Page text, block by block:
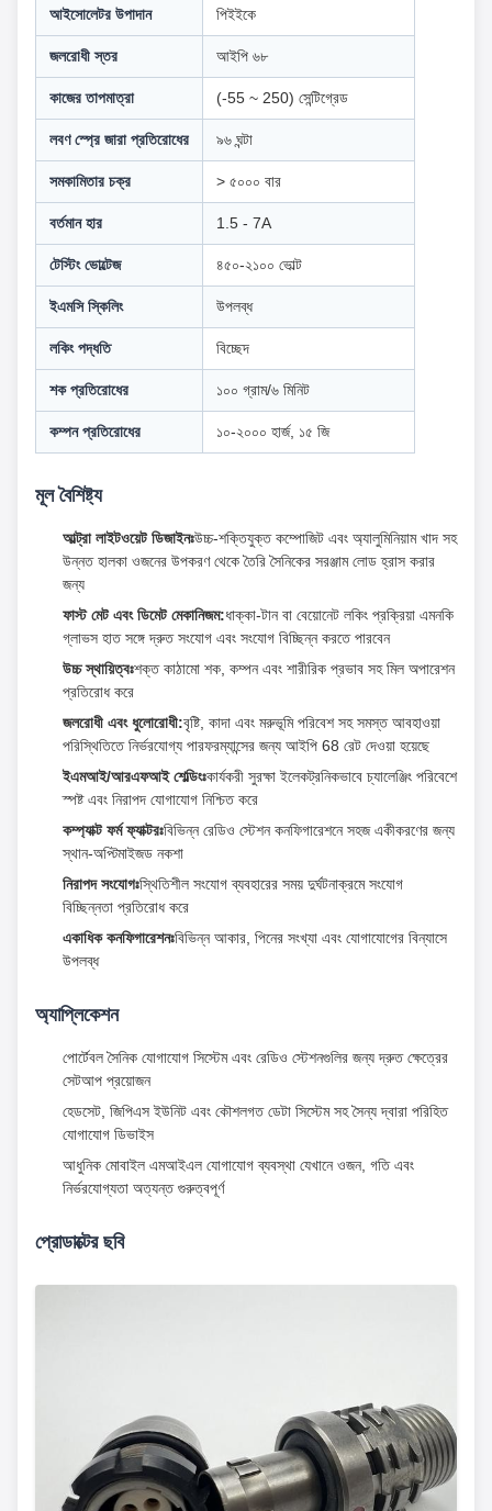
আইসোলেটর উপাদান পিইইকে
জলরোধী স্তর আইপি ৬৮
কাজের তাপমাত্রা (-55 ~ 250) সেন্টিগ্রেড
লবণ স্প্রে জারা প্রতিরোধের ৯৬ ঘন্টা
সমকামিতার চক্র > ৫০০০ বার
বর্তমান হার 1.5 - 7A
টেস্টিং ভোল্টেজ ৪৫০-২১০০ ভোল্ট
ইএমসি স্কিলিং উপলব্ধ
লকিং পদ্ধতি বিচ্ছেদ
শক প্রতিরোধের ১০০ গ্রাম/৬ মিনিট
কম্পন প্রতিরোধের ১০-২০০০ হার্জ, ১৫ জি
মূল বৈশিষ্ট্য
আল্ট্রা লাইটওয়েট ডিজাইনঃউচ্চ-শক্তিযুক্ত কম্পোজিট এবং অ্যালুমিনিয়াম খাদ সহ
উন্নত হালকা ওজনের উপকরণ থেকে তৈরি সৈনিকের সরঞ্জাম লোড হ্রাস করার
জন্য
ফাস্ট মেট এবং ডিমেট মেকানিজম:ধাক্কা-টান বা বেয়োনেট লকিং প্রক্রিয়া এমনকি
গ্লাভস হাত সঙ্গে দ্রুত সংযোগ এবং সংযোগ বিচ্ছিন্ন করতে পারবেন
উচ্চ স্থায়িত্বঃশক্ত কাঠামো শক, কম্পন এবং শারীরিক প্রভাব সহ মিল অপারেশন
প্রতিরোধ করে
জলরোধী এবং ধুলোরোধী:বৃষ্টি, কাদা এবং মরুভূমি পরিবেশ সহ সমস্ত আবহাওয়া
পরিস্থিতিতে নির্ভরযোগ্য পারফরম্যান্সের জন্য আইপি 68 রেট দেওয়া হয়েছে
ইএমআই/আরএফআই শেল্ডিংঃকার্যকরী সুরক্ষা ইলেকট্রনিকভাবে চ্যালেঞ্জিং পরিবেশে
স্পষ্ট এবং নিরাপদ যোগাযোগ নিশ্চিত করে
কম্প্যাক্ট ফর্ম ফ্যাক্টরঃবিভিন্ন রেডিও স্টেশন কনফিগারেশনে সহজ একীকরণের জন্য
স্থান-অপ্টিমাইজড নকশা
নিরাপদ সংযোগঃস্থিতিশীল সংযোগ ব্যবহারের সময় দুর্ঘটনাক্রমে সংযোগ
বিচ্ছিন্নতা প্রতিরোধ করে
একাধিক কনফিগারেশনঃবিভিন্ন আকার, পিনের সংখ্যা এবং যোগাযোগের বিন্যাসে
উপলব্ধ
অ্যাপ্লিকেশন
পোর্টেবল সৈনিক যোগাযোগ সিস্টেম এবং রেডিও স্টেশনগুলির জন্য দ্রুত ক্ষেত্রের
সেটআপ প্রয়োজন
হেডসেট, জিপিএস ইউনিট এবং কৌশলগত ডেটা সিস্টেম সহ সৈন্য দ্বারা পরিহিত
যোগাযোগ ডিভাইস
আধুনিক মোবাইল এমআইএল যোগাযোগ ব্যবস্থা যেখানে ওজন, গতি এবং
নির্ভরযোগ্যতা অত্যন্ত গুরুত্বপূর্ণ
প্রোডাক্টের ছবি